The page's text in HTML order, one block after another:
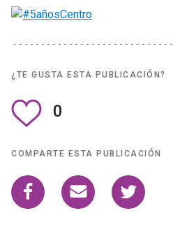
¿TE GUSTA ESTA PUBLICACIÓN?
0
COMPARTE ESTA PUBLICACIÓN